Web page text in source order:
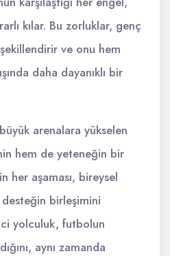
kılar. Bu zorluklar, genç
ve onu hem
daha dayanıklı bir
arenalara yükselen
hem de yeteneğin bir
her aşaması, bireysel
birleşimini
yolculuk, futbolun
aynı zamanda